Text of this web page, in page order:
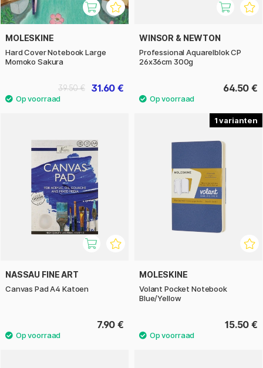
MOLESKINE
Hard Cover Notebook Large
Momoko Sakura
31.60 €
39.50 €
WINSOR & NEWTON
Professional Aquarelblok CP
26x36cm 300g
64.50 €
NASSAU FINE ART
Canvas Pad A4 Katoen
7.90 €
1
MOLESKINE
Volant Pocket Notebook
Blue/Yellow
15.50 €